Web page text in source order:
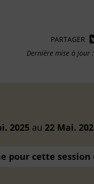
PARTAGER
Dernière mise à jour
2025 au 22 Mai.
pour cette